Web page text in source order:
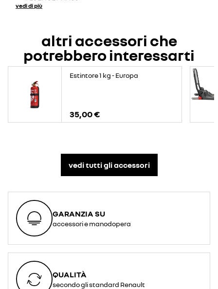
vedi di più
altri accessori che
potrebbero interessarti
Estintore 1 kg - Europa
35,00 €
vedi tutti gli accessori​
GARANZIA SU
accessori e manodopera
QUALITÀ
secondo gli standard Renault